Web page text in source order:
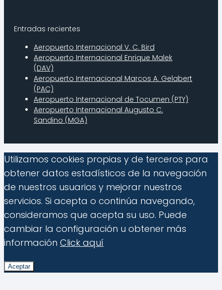
Entradas recientes
Aeropuerto Internacional V. C. Bird
Aeropuerto Internacional Enrique Malek
(DAV)
Aeropuerto Internacional Marcos A. Gelabert
(PAC)
Aeropuerto Internacional de Tocumen (PTY)
Aeropuerto Internacional Augusto C.
Sandino (MGA)
Utilizamos cookies propias y de terceros para
obtener datos estadísticos de la navegación
de nuestros usuarios y mejorar nuestros
servicios. Si acepta o continúa navegando,
consideramos que acepta su uso. Puede
cambiar la configuración u obtener más
información Click aquí
Aceptar